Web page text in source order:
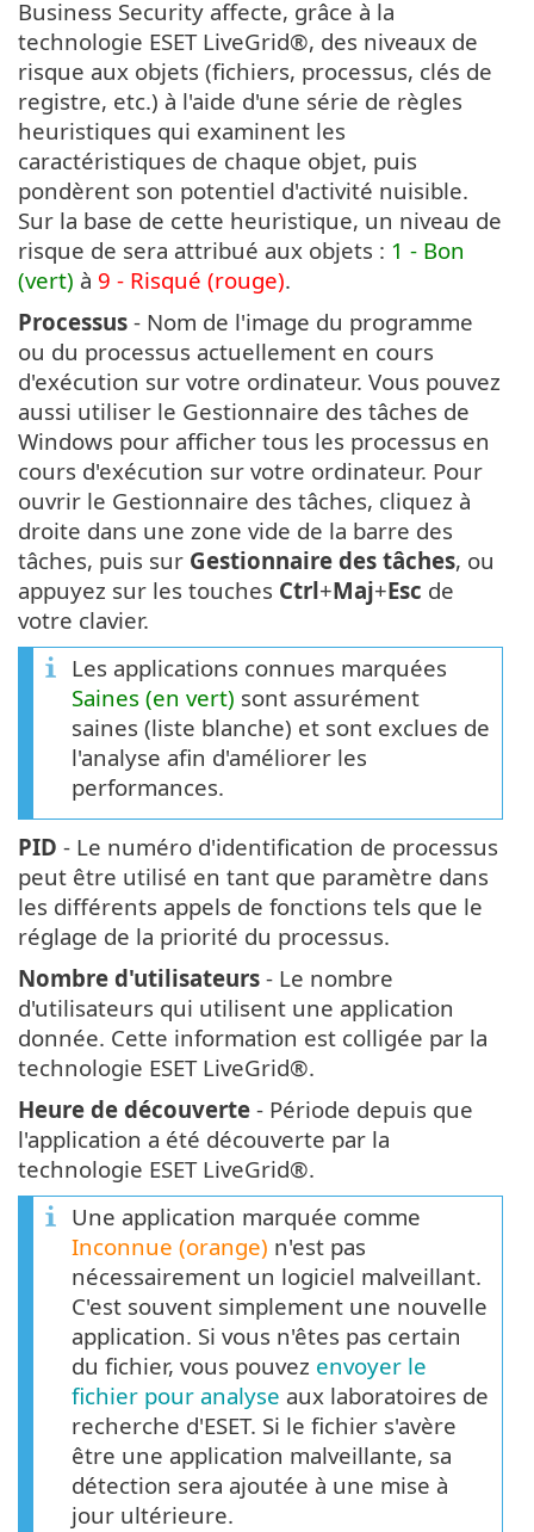
Business Security affecte, grâce à la
technologie ESET LiveGrid®, des niveaux de
risque aux objets (fichiers, processus, clés de
registre, etc.) à l'aide d'une série de règles
heuristiques qui examinent les
caractéristiques de chaque objet, puis
pondèrent son potentiel d'activité nuisible.
Sur la base de cette heuristique, un niveau de
risque de sera attribué aux objets : 1 - Bon
(vert) à 9 - Risqué (rouge).
Processus - Nom de l'image du programme
ou du processus actuellement en cours
d'exécution sur votre ordinateur. Vous pouvez
aussi utiliser le Gestionnaire des tâches de
Windows pour afficher tous les processus en
cours d'exécution sur votre ordinateur. Pour
ouvrir le Gestionnaire des tâches, cliquez à
droite dans une zone vide de la barre des
tâches, puis sur Gestionnaire des tâches, ou
appuyez sur les touches Ctrl+Maj+Esc de
votre clavier.
Les applications connues marquées
Saines (en vert) sont assurément
saines (liste blanche) et sont exclues de
l'analyse afin d'améliorer les
performances.
PID - Le numéro d'identification de processus
peut être utilisé en tant que paramètre dans
les différents appels de fonctions tels que le
réglage de la priorité du processus.
Nombre d'utilisateurs - Le nombre
d'utilisateurs qui utilisent une application
donnée. Cette information est colligée par la
technologie ESET LiveGrid®.
Heure de découverte - Période depuis que
l'application a été découverte par la
technologie ESET LiveGrid®.
Une application marquée comme
Inconnue (orange) n'est pas
nécessairement un logiciel malveillant.
C'est souvent simplement une nouvelle
application. Si vous n'êtes pas certain
du fichier, vous pouvez envoyer le
fichier pour analyse aux laboratoires de
recherche d'ESET. Si le fichier s'avère
être une application malveillante, sa
détection sera ajoutée à une mise à
jour ultérieure.